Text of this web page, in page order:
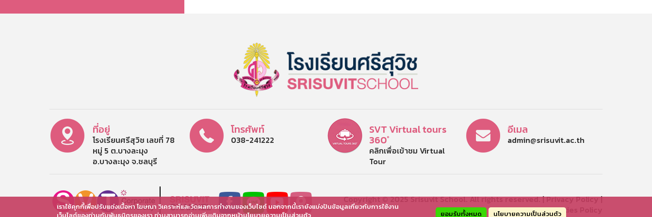
ที่อยู่
โรงเรียนศรีสุวิช เลขที่ 78
หมู่ 5 ต.บางละมุง
อ.บางละมุง จ.ชลบุรี
โทรศัพท์
038-241222
SVT Virtual tours
360°
คลิกเพื่อเข้าชม Virtual
Tour
อีเมล
admin@srisuvit.ac.th
Copyright © 2025 Srisuvit School. All rights reserved. |Privacy Policy|
Cookies Policy
เราใช้คุกกี้เพื่อปรับแต่งเนื้อหา โฆษณา วิเคราะห์และวัดผลการทำงานของเว็บไซต์ นอกจากนี้เรายังแบ่งปันข้อมูลเกี่ยวกับการใช้งาน
ยอมรับทั้งหมด นโยบายความเป็นส่วนตัว